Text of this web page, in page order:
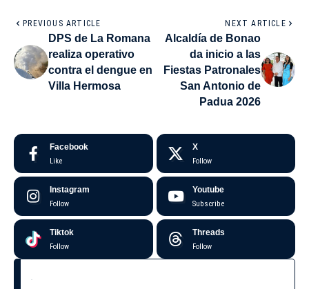
PREVIOUS ARTICLE
DPS de La Romana
realiza operativo
contra el dengue en
Villa Hermosa
NEXT ARTICLE
Alcaldía de Bonao
da inicio a las
Fiestas Patronales
San Antonio de
Padua 2026
Facebook
Like
X
Follow
Instagram
Follow
Youtube
Subscribe
Tiktok
Follow
Threads
Follow